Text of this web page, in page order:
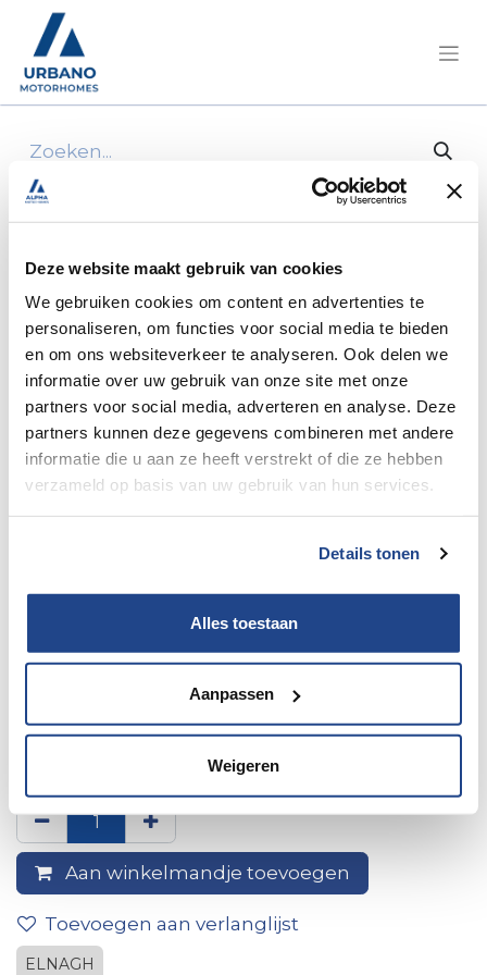
Deze website maakt gebruik van cookies
We gebruiken cookies om content en advertenties te
personaliseren, om functies voor social media te bieden
en om ons websiteverkeer te analyseren. Ook delen we
informatie over uw gebruik van onze site met onze
partners voor social media, adverteren en analyse. Deze
partners kunnen deze gegevens combineren met andere
informatie die u aan ze heeft verstrekt of die ze hebben
verzameld op basis van uw gebruik van hun services.
Details tonen
Alles toestaan
Aanpassen
Weigeren
Alle producten
Achterrok Rechts Onder Garage Baron 73
Achterrok Rechts Onder
Garage Baron 73
Aan winkelmandje toevoegen
Toevoegen aan verlanglijst
ELNAGH